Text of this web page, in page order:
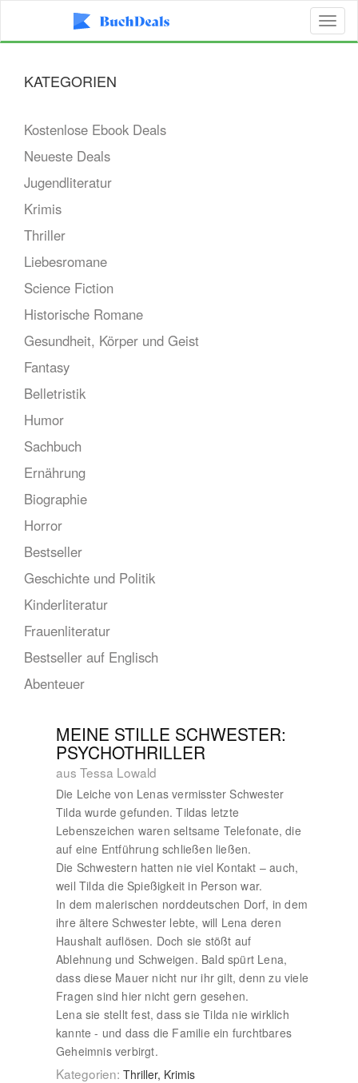
KATEGORIEN
Kostenlose Ebook Deals
Neueste Deals
Jugendliteratur
Krimis
Thriller
Liebesromane
Science Fiction
Historische Romane
Gesundheit, Körper und Geist
Fantasy
Belletristik
Humor
Sachbuch
Ernährung
Biographie
Horror
Bestseller
Geschichte und Politik
Kinderliteratur
Frauenliteratur
Bestseller auf Englisch
Abenteuer
MEINE STILLE SCHWESTER:
PSYCHOTHRILLER
aus Tessa Lowald
Die Leiche von Lenas vermisster Schwester
Tilda wurde gefunden. Tildas letzte
Lebenszeichen waren seltsame Telefonate, die
auf eine Entführung schließen ließen.
Die Schwestern hatten nie viel Kontakt – auch,
weil Tilda die Spießigkeit in Person war.
In dem malerischen norddeutschen Dorf, in dem
ihre ältere Schwester lebte, will Lena deren
Haushalt auflösen. Doch sie stößt auf
Ablehnung und Schweigen. Bald spürt Lena,
dass diese Mauer nicht nur ihr gilt, denn zu viele
Fragen sind hier nicht gern gesehen.
Lena sie stellt fest, dass sie Tilda nie wirklich
kannte - und dass die Familie ein furchtbares
Geheimnis verbirgt.
Kategorien: Thriller, Krimis